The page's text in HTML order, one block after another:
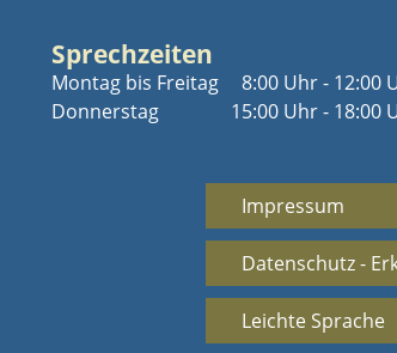
Sprechzeiten
Montag bis Freitag
Donnerstag
8:00 Uhr - 12:00
15:00 Uhr - 18:00
Impressum
Datenschutz -
Leichte Sprache